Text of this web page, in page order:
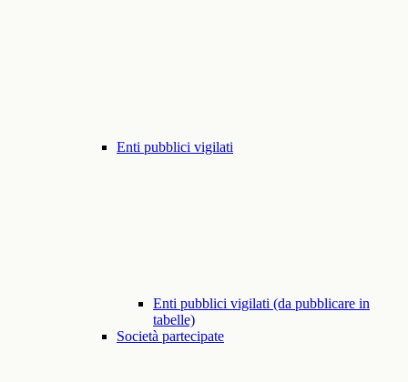
Enti pubblici vigilati
Enti pubblici vigilati (da pubblicare in
tabelle)
Società partecipate